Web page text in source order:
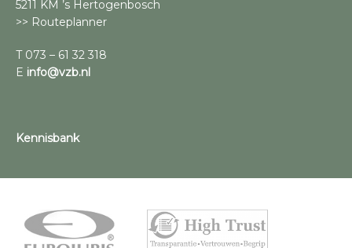
5211 KM ’s Hertogenbosch
>> Routeplanner
T 073 – 61 32 318
E info@vzb.nl
Kennisbank